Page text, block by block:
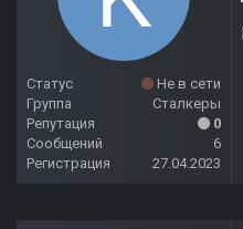
Статус
Не в сети
Группа
Сталкеры
Репутация
0
Сообщений
6
Регистрация
27.04.2023